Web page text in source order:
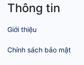
Thông tin
Giới thiệu
Chính sách bảo mật